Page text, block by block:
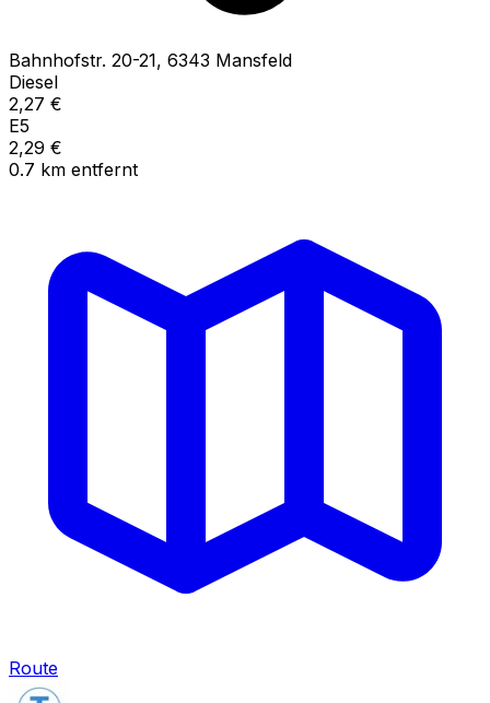
Bahnhofstr. 20-21, 6343 Mansfeld
Diesel
2,27 €
E5
2,29 €
0.7 km entfernt
Route